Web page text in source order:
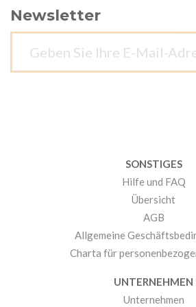
Newsletter
SONSTIGES
Hilfe und FAQ
Übersicht
AGB
Allgemeine
Charta für
UNTERNEHMEN
Unternehmen